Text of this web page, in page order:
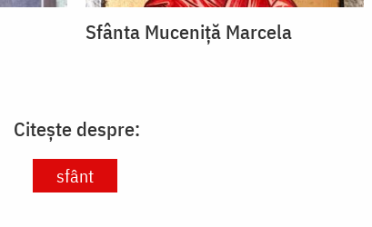
Sfânta Muceniță Marcela
Citește despre:
sfânt